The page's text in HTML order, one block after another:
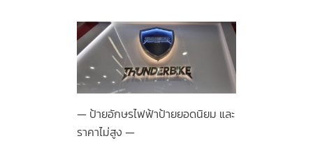
ป้ายอักษรไฟฟ้าป้ายยอดนิยม และ
ราคาไม่สูง